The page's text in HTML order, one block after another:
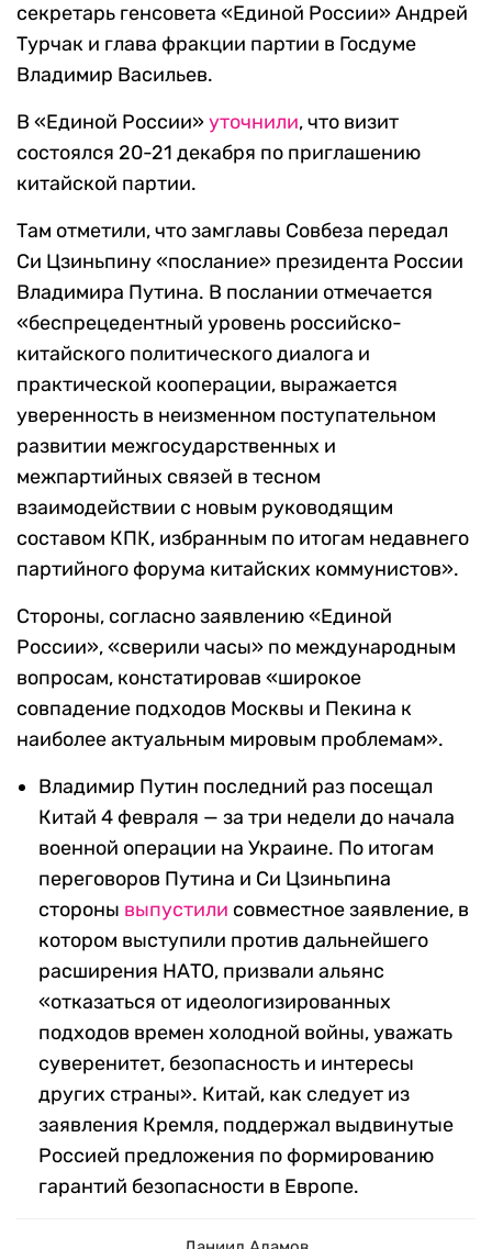
секретарь генсовета «Единой России» Андрей
Турчак и глава фракции партии в Госдуме
Владимир Васильев.
В «Единой России»уточнили, что визит
состоялся 20-21 декабря по приглашению
китайской партии.
Там отметили, что замглавы Совбеза передал
Си Цзиньпину «послание» президента России
Владимира Путина. В послании отмечается
«беспрецедентный уровень российско-
китайского политического диалога и
практической кооперации, выражается
уверенность в неизменном поступательном
развитии межгосударственных и
межпартийных связей в тесном
взаимодействии с новым руководящим
составом КПК, избранным по итогам недавнего
партийного форума китайских коммунистов».
Стороны, согласно заявлению «Единой
России», «сверили часы» по международным
вопросам, констатировав «широкое
совпадение подходов Москвы и Пекина к
наиболее актуальным мировым проблемам».
Владимир Путин последний раз посещал
Китай 4 февраля — за три недели до начала
военной операции на Украине. По итогам
переговоров Путина и Си Цзиньпина
стороны выпустили совместное заявление, в
котором выступили против дальнейшего
расширения НАТО, призвали альянс
«отказаться от идеологизированных
подходов времен холодной войны, уважать
суверенитет, безопасность и интересы
других страны». Китай, как следует из
заявления Кремля, поддержал выдвинутые
Россией предложения по формированию
гарантий безопасности в Европе.